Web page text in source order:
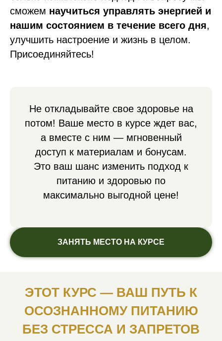
сможем научиться управлять энергией и
нашим состоянием в течение всего дня,
улучшить настроение и жизнь в целом.
Присоединяйтесь!
Не откладывайте свое здоровье на
потом! Ваше место в курсе ждет вас,
а вместе с ним — мгновенный
доступ к материалам и бонусам.
Это ваш шанс изменить подход к
питанию и здоровью по
максимально выгодной цене!
ЗАНЯТЬ МЕСТО НА КУРСЕ
ЭТОТ КУРС — ВАШ ПУТЬ К
ОСОЗНАННОМУ ПИТАНИЮ
БЕЗ СТРЕССА И ЗАПРЕТОВ